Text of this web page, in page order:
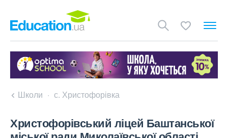
Школи с. Христофорівка
Христофорівський ліцей Баштанської